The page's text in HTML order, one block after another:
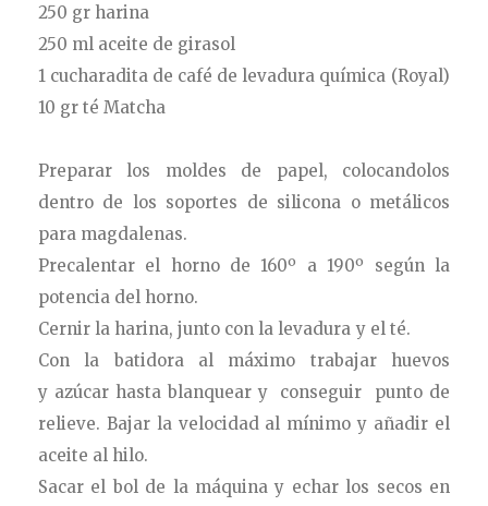
250 gr harina
250 ml aceite de girasol
1 cucharadita de café de levadura química (Royal)
10 gr té Matcha
Preparar los moldes de papel, colocandolos
dentro de los soportes de silicona o metálicos
para magdalenas.
Precalentar el horno de 160º a 190º según la
potencia del horno.
Cernir la harina, junto con la levadura y el té.
Con la batidora al máximo trabajar huevos
y azúcar hasta blanquear y conseguir punto de
relieve. Bajar la velocidad al mínimo y añadir el
aceite al hilo.
Sacar el bol de la máquina y echar los secos en